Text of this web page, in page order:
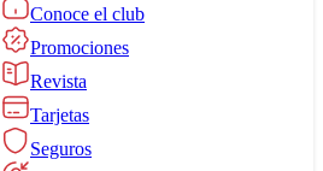
Conoce el club
Promociones
Revista
Tarjetas
Seguros